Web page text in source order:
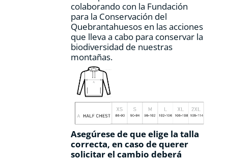
colaborando con la Fundación
para la Conservación del
Quebrantahuesos en las acciones
que lleva a cabo para conservar la
biodiversidad de nuestras
montañas.
Asegúrese de que elige la talla
correcta, en caso de querer
solicitar el cambio deberá